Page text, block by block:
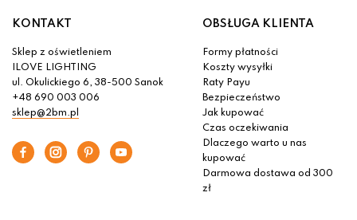
KONTAKT
Sklep z oświetleniem
ILOVE LIGHTING
ul. Okulickiego 6, 38-500 Sanok
+48 690 003 006
sklep@2bm.pl
OBSŁUGA KLIENTA
Formy płatności
Koszty wysyłki
Raty Payu
Bezpieczeństwo
Jak kupować
Czas oczekiwania
Dlaczego warto u nas
kupować
Darmowa dostawa od 300
zł